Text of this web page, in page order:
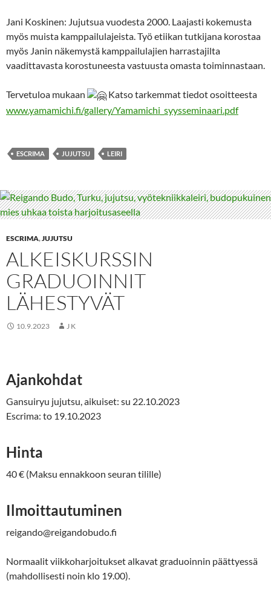
Jani Koskinen: Jujutsua vuodesta 2000. Laajasti kokemusta
myös muista kamppailulajeista. Työ etiikan tutkijana korostaa
myös Janin näkemystä kamppailulajien harrastajilta
vaadittavasta korostuneesta vastuusta omasta toiminnastaan.
Tervetuloa mukaan
Katso tarkemmat tiedot osoitteesta
www.yamamichi.fi/gallery/Yamamichi_syysseminaari.pdf
ESCRIMA JUJUTSU LEIRI
ESCRIMA,JUJUTSU
ALKEISKURSSIN
GRADUOINNIT
LÄHESTYVÄT
10.9.2023 J K
Ajankohdat
Gansuiryu jujutsu, aikuiset: su 22.10.2023
Escrima: to 19.10.2023
Hinta
40 € (Maksu ennakkoon seuran tilille)
Ilmoittautuminen
reigando@reigandobudo.fi
Normaalit viikkoharjoitukset alkavat graduoinnin päättyessä
(mahdollisesti noin klo 19.00).